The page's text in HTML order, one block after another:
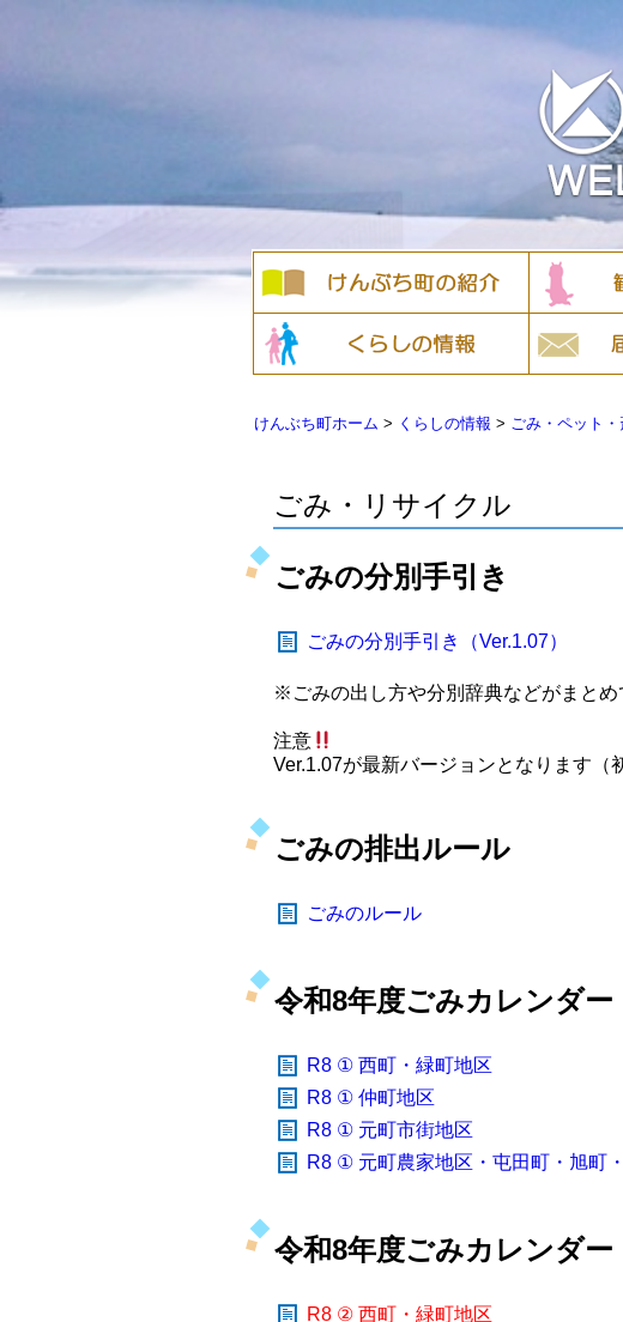
けんぶち町ホーム > くらしの情報 > ごみ・ペット・
ごみ・リサイクル
ごみの分別手引き
ごみの分別手引き（Ver.1.07）
※ごみの出し方や分別辞典などがまとめ
注意
Ver.1.07が最新バージョンとなります（
ごみの排出ルール
ごみのルール
令和8年度ごみカレンダー
R8 ① 西町・緑町地区
R8 ① 仲町地区
R8 ① 元町市街地区
R8 ① 元町農家地区・屯田町・旭町
令和8年度ごみカレンダー
R8 ② 西町・緑町地区